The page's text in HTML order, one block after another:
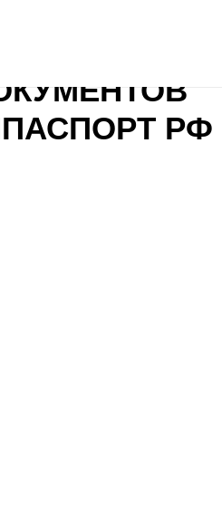
РФ